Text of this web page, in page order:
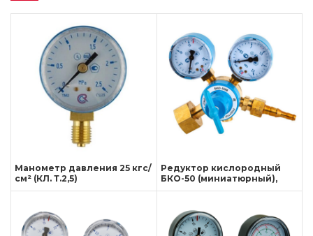
Манометр давления 25 кгс/
см² (КЛ. Т.2,5)
Редуктор кислородный
БКО-50 (миниатюрный),
БАМЗ